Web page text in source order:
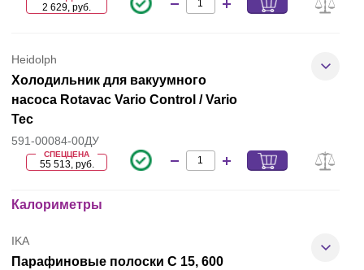
2 629, руб.
Heidolph
Холодильник для вакуумного
насоса Rotavac Vario Control / Vario
Tec
591-00084-00ДУ
СПЕЦЦЕНА
55 513, руб.
Калориметры
IKA
Парафиновые полоски C 15, 600